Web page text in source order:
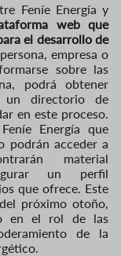
Feníe Energía y
web que
el desarrollo de
empresa o
sobre las
podrá obtener
un directorio de
en este proceso.
Energía que
podrán acceder a
material
un perfil
que ofrece. Este
próximo otoño,
en el rol de las
de la